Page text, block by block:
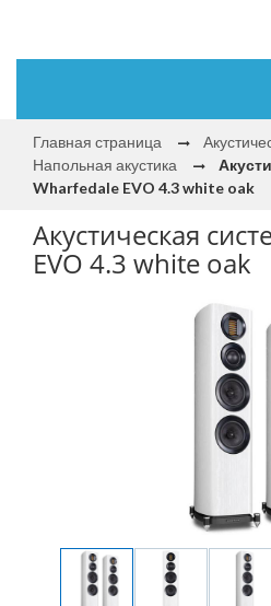
Главная страница
Напольная акустика
Wharfedale EVO 4.3 white oak
Акустическая
EVO 4.3 white oak